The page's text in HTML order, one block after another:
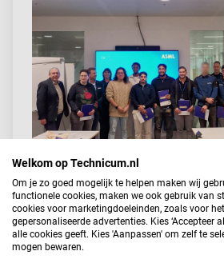
Deel dit artikel
Welkom op Technicum.nl
Om je zo goed mogelijk te helpen maken wij
functionele cookies, maken we ook gebruik van
cookies voor marketingdoeleinden, zoals voor
gepersonaliseerde advertenties. Kies ‘Accepteer
alle cookies geeft. Kies 'Aanpassen' om zelf te
mogen bewaren.